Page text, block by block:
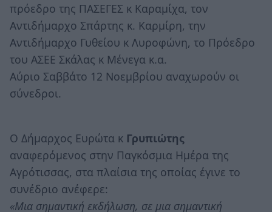
πρόεδρο της ΠΑΣΕΓΕΣ κ Καραμίχα, τον
Αντιδήμαρχο Σπάρτης κ. Καρμίρη, την
Αντιδήμαρχο Γυθείου κ Λυροφώνη, το Πρόεδρο
του ΑΣΕΕ Σκάλας κ Μένεγα κ.α.
Αύριο Σαββάτο 12 Νοεμβρίου αναχωρούν οι
σύνεδροι.
Ο Δήμαρχος Ευρώτα κ Γρυπιώτης
αναφερόμενος στην Παγκόσμια Ημέρα της
Αγρότισσας, στα πλαίσια της οποίας έγινε το
συνέδριο ανέφερε:
«Μια σημαντική εκδήλωση, σε μια σημαντική